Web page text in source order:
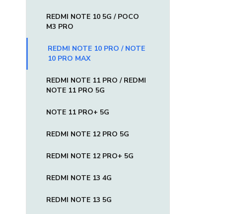
REDMI NOTE 10 5G / POCO
M3 PRO
REDMI NOTE 10 PRO / NOTE
10 PRO MAX
REDMI NOTE 11 PRO / REDMI
NOTE 11 PRO 5G
NOTE 11 PRO+ 5G
REDMI NOTE 12 PRO 5G
REDMI NOTE 12 PRO+ 5G
REDMI NOTE 13 4G
REDMI NOTE 13 5G